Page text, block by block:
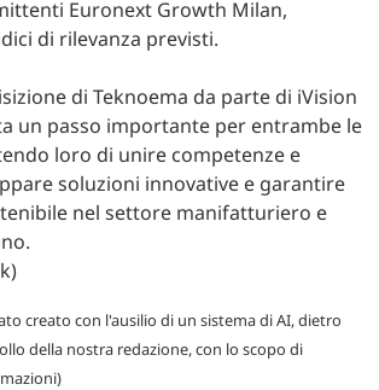
Euronext Growth Milan,
di rilevanza previsti.
di Teknoema da parte di iVision
un passo importante per entrambe le
loro di unire competenze e
soluzioni innovative e garantire
nel settore manifatturiero e
creato con l'ausilio di un sistema di AI, dietro
della nostra redazione, con lo scopo di